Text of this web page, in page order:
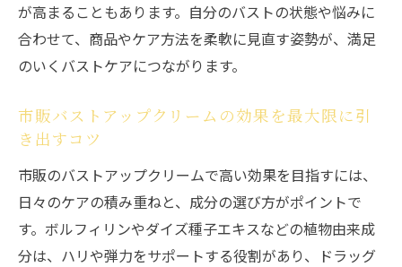
が高まることもあります。自分のバストの状態や悩みに
合わせて、商品やケア方法を柔軟に見直す姿勢が、満足
のいくバストケアにつながります。
市販バストアップクリームの効果を最大限に引
き出すコツ
市販のバストアップクリームで高い効果を目指すには、
日々のケアの積み重ねと、成分の選び方がポイントで
す。ボルフィリンやダイズ種子エキスなどの植物由来成
分は、ハリや弾力をサポートする役割があり、ドラッグ